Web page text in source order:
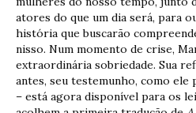
atores do que um dia será, para
história que buscarão
nisso. Num momento de crise,
extraordinária sobriedade. Sua
antes, seu testemunho, como
– está agora disponível para os